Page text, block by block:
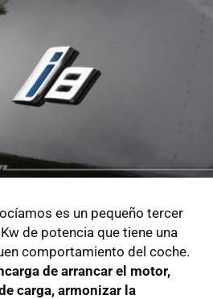
es un pequeño tercer
de potencia que tiene una
comportamiento del coche.
de arrancar el motor,
carga, armonizar la